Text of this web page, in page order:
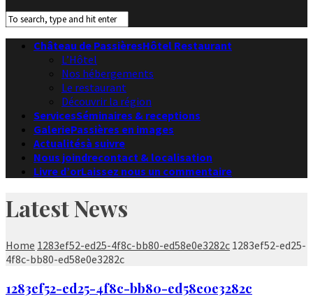
Château de PassièresHôtel Restaurant
L’Hôtel
Nos hébergements
Le restaurant
Découvrir la région
ServicesSéminaires & receptions
GaleriePassières en images
Actualitésà suivre
Nous joindrecontact & localisation
Livre d’orLaissez nous un commentaire
Latest News
Home 1283ef52-ed25-4f8c-bb80-ed58e0e3282c 1283ef52-ed25-
4f8c-bb80-ed58e0e3282c
1283ef52-ed25-4f8c-bb80-ed58e0e3282c